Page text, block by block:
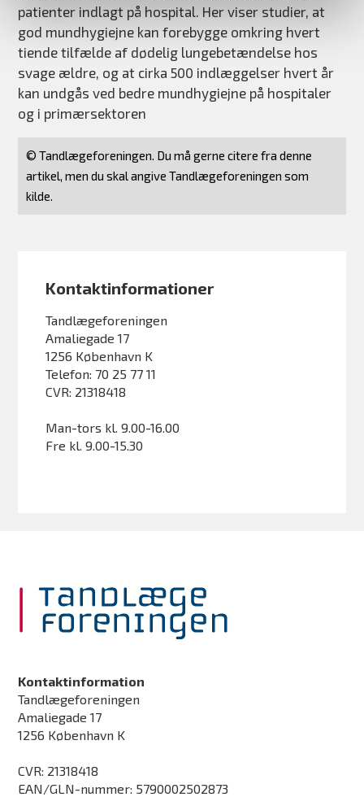
patienter indlagt på hospital. Her viser studier, at
god mundhygiejne kan forebygge omkring hvert
tiende tilfælde af dødelig lungebetændelse hos
svage ældre, og at cirka 500 indlæggelser hvert år
kan undgås ved bedre mundhygiejne på hospitaler
og i primærsektoren
© Tandlægeforeningen. Du må gerne citere fra denne
artikel, men du skal angive Tandlægeforeningen som
kilde.
Kontaktinformationer
Tandlægeforeningen
Amaliegade 17
1256 København K
Telefon: 70 25 77 11
CVR: 21318418
Man-tors kl. 9.00-16.00
Fre kl. 9.00-15.30
Kontaktinformation
Tandlægeforeningen
Amaliegade 17
1256 København K
CVR: 21318418
EAN/GLN-nummer: 5790002502873